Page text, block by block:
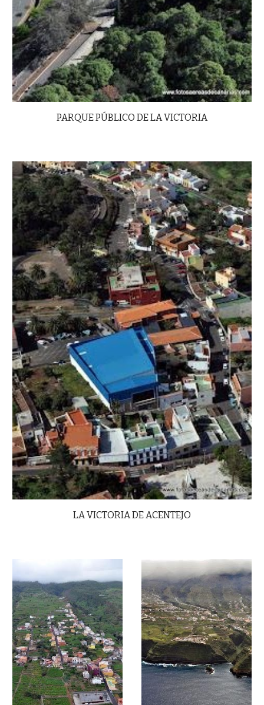
PARQUE PÚBLICO DE LA VICTORIA
LA VICTORIA DE ACENTEJO